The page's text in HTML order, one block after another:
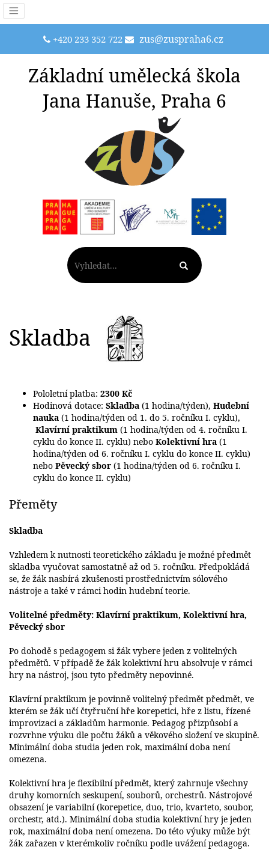
+420 233 352 722 zus@zuspraha6.cz
Základní umělecká škola
Jana Hanuše, Praha 6
Skladba
Pololetní platba: 2300 Kč
Hodinová dotace: Skladba (1 hodina/týden), Hudební
nauka (1 hodina/týden od 1. do 5. ročníku I. cyklu),
Klavírní praktikum (1 hodina/týden od 4. ročníku I.
cyklu do konce II. cyklu) nebo Kolektivní hra (1
hodina/týden od 6. ročníku I. cyklu do konce II. cyklu)
nebo Pěvecký sbor (1 hodina/týden od 6. ročníku I.
cyklu do konce II. cyklu)
Přeměty
Skladba
Vzhledem k nutnosti teoretického základu je možné předmět
skladba vyučovat samostatně až od 5. ročníku. Předpokládá
se, že žák nasbírá zkušenosti prostřednictvím sólového
nástroje a také v rámci hodin hudební teorie.
Volitelné předměty: Klavírní praktikum, Kolektivní hra,
Pěvecký sbor
Po dohodě s pedagogem si žák vybere jeden z volitelných
předmětů. V případě že žák kolektivní hru absolvuje v rámci
hry na nástroj, jsou tyto předměty nepovinné.
Klavírní praktikum je povinně volitelný předmět předmět, ve
kterém se žák učí čtyřruční hře korepetici, hře z listu, řízené
improvizaci a základům harmonie. Pedagog přizpůsobí a
rozvrhne výuku dle počtu žáků a věkového složení ve skupině.
Minimální doba studia jeden rok, maximální doba není
omezena.
Kolektivní hra je flexibilní předmět, který zahrnuje všechny
druhy komorních seskupení, souborů, orchestrů. Nástrojové
obsazení je variabilní (korepetice, duo, trio, kvarteto, soubor,
orchestr, atd.). Minimální doba studia kolektivní hry je jeden
rok, maximální doba není omezena. Do této výuky může být
žák zařazen v kterémkoliv ročníku podle uvážení pedagoga.